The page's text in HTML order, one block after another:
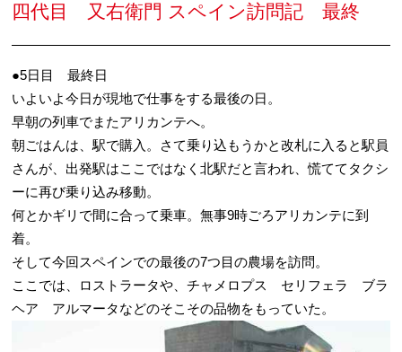
四代目 又右衛門 スペイン訪問記 最終
●5日目 最終日
いよいよ今日が現地で仕事をする最後の日。
早朝の列車でまたアリカンテへ。
朝ごはんは、駅で購入。さて乗り込もうかと改札に入ると駅員
さんが、出発駅はここではなく北駅だと言われ、慌ててタクシ
ーに再び乗り込み移動。
何とかギリで間に合って乗車。無事9時ごろアリカンテに到
着。
そして今回スペインでの最後の7つ目の農場を訪問。
ここでは、ロストラータや、チャメロプス セリフェラ ブラ
ヘア アルマータなどのそこその品物をもっていた。